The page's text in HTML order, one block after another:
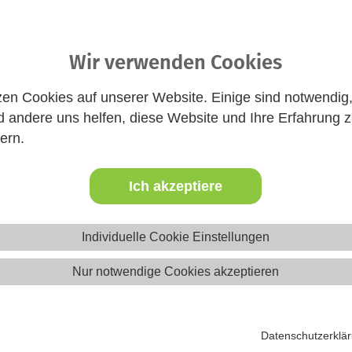
Wir verwenden Cookies
Cookies auf unserer Website. Einige sind notwendig,
andere uns helfen, diese Website und Ihre Erfahrung
Ich akzeptiere
Individuelle Cookie Einstellungen
Nur notwendige Cookies akzeptieren
mit auf – sprecht uns gerne an. Wir freuen uns, mit
Microfon & Lautsprechen (oder Kopfhöhrer)